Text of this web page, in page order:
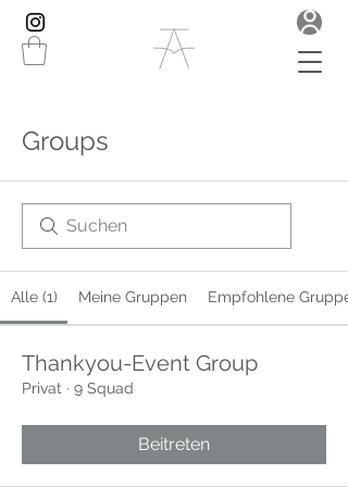
Groups
Alle (1) Meine Gruppen Empfohlene
Thankyou-Event Group
Privat · 9 Squad
Beitreten